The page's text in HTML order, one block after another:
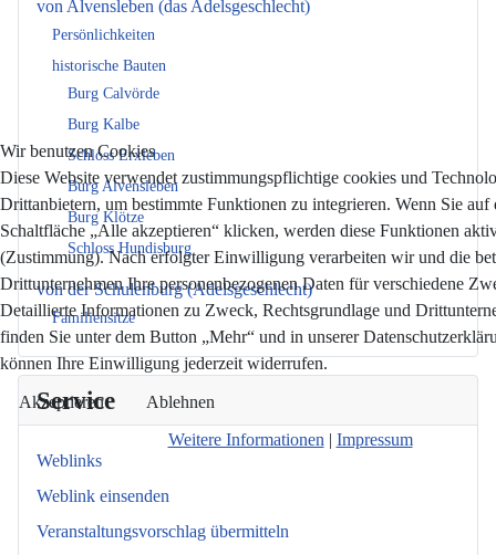
von Alvensleben (das Adelsgeschlecht)
Persönlichkeiten
historische Bauten
Burg Calvörde
Burg Kalbe
Schloss Erxleben
Burg Alvensleben
Burg Klötze
Schloss Hundisburg
von der Schulenburg (Adelsgeschlecht)
Familiensitze
Service
Weblinks
Weblink einsenden
Veranstaltungsvorschlag übermitteln
Wir benutzen Cookies
Diese Website verwendet zustimmungspflichtige cookies und
Drittanbietern, um bestimmte Funktionen zu integrieren. Wenn Sie auf
Schaltfläche „Alle akzeptieren“ klicken, werden diese Funktionen
(Zustimmung). Nach erfolgter Einwilligung verarbeiten wir und die
Drittunternehmen Ihre personenbezogenen Daten für verschiedene
Detaillierte Informationen zu Zweck, Rechtsgrundlage und
finden Sie unter dem Button „Mehr“ und in unserer
können Ihre Einwilligung jederzeit widerrufen.
Akzeptieren Ablehnen
Weitere Informationen | Impressum